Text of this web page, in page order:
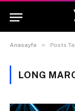
Anasayfa » Posts
LONG